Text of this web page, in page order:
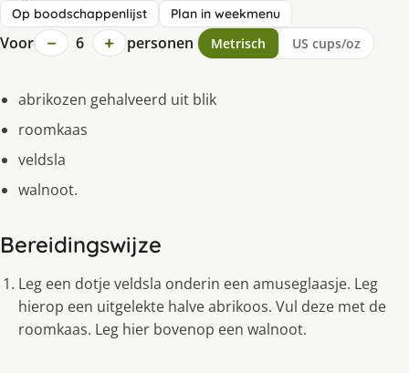
Op boodschappenlijst Plan in weekmenu
Voor − 6 + personen Metrisch US cups/oz
abrikozen gehalveerd uit blik
roomkaas
veldsla
walnoot.
Bereidingswijze
Leg een dotje veldsla onderin een amuseglaasje. Leg
hierop een uitgelekte halve abrikoos. Vul deze met de
roomkaas. Leg hier bovenop een walnoot.